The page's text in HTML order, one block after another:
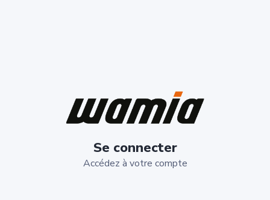
Se connecter
Accédez à votre compte